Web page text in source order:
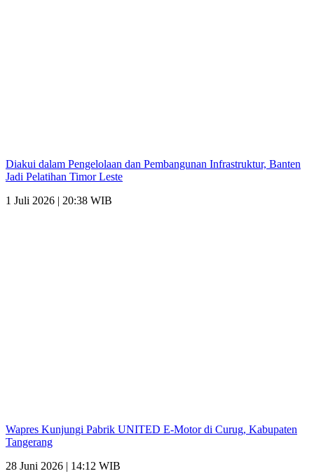
Diakui dalam Pengelolaan dan Pembangunan Infrastruktur, Banten
Jadi Pelatihan Timor Leste
1 Juli 2026 | 20:38 WIB
Wapres Kunjungi Pabrik UNITED E-Motor di Curug, Kabupaten
Tangerang
28 Juni 2026 | 14:12 WIB